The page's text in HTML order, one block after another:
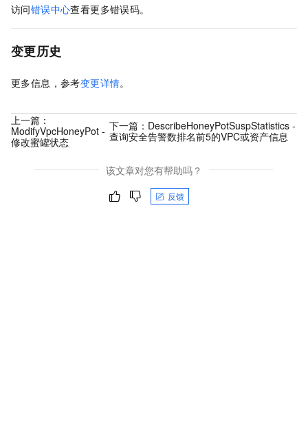
访问错误中心查看更多错误码。
变更历史
更多信息，参考变更详情。
上一篇：
ModifyVpcHoneyPot -
修改蜜罐状态
下一篇： DescribeHoneyPotSuspStatistics -
查询安全告警数排名前5的VPC或资产信息
该文章对您有帮助吗？
反馈